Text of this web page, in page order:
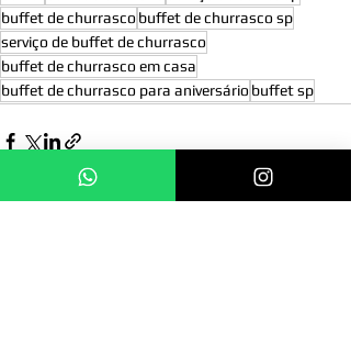
buffet de churrasco buffet de churrasco sp
serviço de buffet de churrasco
buffet de churrasco em casa
buffet de churrasco para aniversário buffet sp